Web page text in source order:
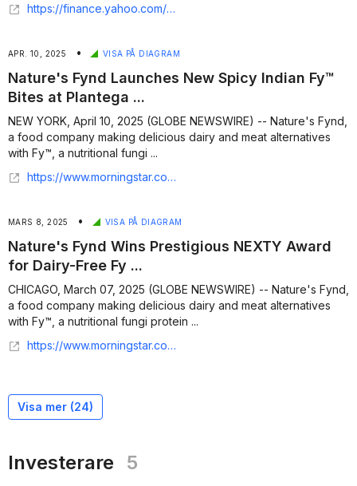
https://finance.yahoo.com/news/nature-fynd-launches-spicy-indian-112400916.html
APR. 10, 2025 • VISA PÅ DIAGRAM
Nature's Fynd Launches New Spicy Indian Fy™
Bites at Plantega ...
NEW YORK, April 10, 2025 (GLOBE NEWSWIRE) -- Nature's Fynd,
a food company making delicious dairy and meat alternatives
with Fy™, a nutritional fungi ...
https://www.morningstar.com/news/globe-newswire/9419922/natures-fynd-launches-new-spicy-indian-fy-bites-at-plantega-locations-across-new-york-city
MARS 8, 2025 • VISA PÅ DIAGRAM
Nature's Fynd Wins Prestigious NEXTY Award
for Dairy-Free Fy ...
CHICAGO, March 07, 2025 (GLOBE NEWSWIRE) -- Nature's Fynd,
a food company making delicious dairy and meat alternatives
with Fy™, a nutritional fungi protein ...
https://www.morningstar.com/news/globe-newswire/9391183/natures-fynd-wins-prestigious-nexty-award-for-dairy-free-fy-yogurt
Visa mer (24)
Investerare 5